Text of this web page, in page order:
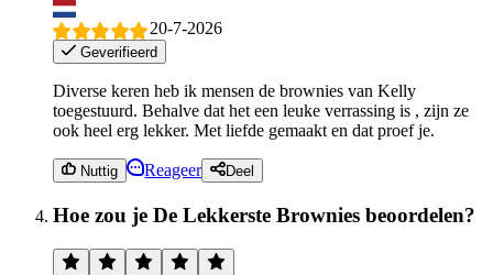
20-7-2026
Geverifieerd
Diverse keren heb ik mensen de brownies van Kelly
toegestuurd. Behalve dat het een leuke verrassing is , zijn ze
ook heel erg lekker. Met liefde gemaakt en dat proef je.
Nuttig Reageer Deel
Hoe zou je De Lekkerste Brownies beoordelen?